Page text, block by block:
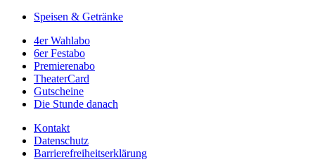
Speisen & Getränke
4er Wahlabo
6er Festabo
Premierenabo
TheaterCard
Gutscheine
Die Stunde danach
Kontakt
Datenschutz
Barrierefreiheitserklärung